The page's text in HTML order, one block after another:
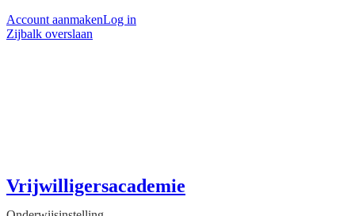
Account aanmakenLog in
Zijbalk overslaan
Vrijwilligersacademie